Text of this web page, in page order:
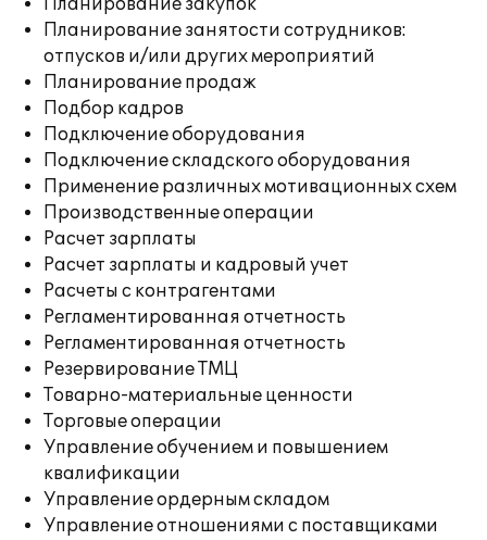
Планирование закупок
Планирование занятости сотрудников:
отпусков и/или других мероприятий
Планирование продаж
Подбор кадров
Подключение оборудования
Подключение складского оборудования
Применение различных мотивационных схем
Производственные операции
Расчет зарплаты
Расчет зарплаты и кадровый учет
Расчеты с контрагентами
Регламентированная отчетность
Регламентированная отчетность
Резервирование ТМЦ
Товарно-материальные ценности
Торговые операции
Управление обучением и повышением
квалификации
Управление ордерным складом
Управление отношениями с поставщиками